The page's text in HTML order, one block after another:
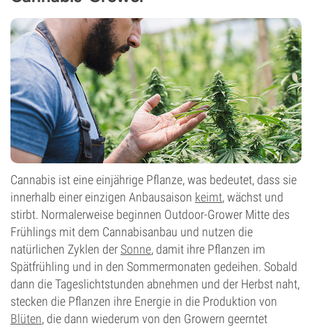
Cannabis ist eine einjährige Pflanze, was bedeutet, dass sie
innerhalb einer einzigen Anbausaison keimt, wächst und
stirbt. Normalerweise beginnen Outdoor-Grower Mitte des
Frühlings mit dem Cannabisanbau und nutzen die
natürlichen Zyklen der Sonne, damit ihre Pflanzen im
Spätfrühling und in den Sommermonaten gedeihen. Sobald
dann die Tageslichtstunden abnehmen und der Herbst naht,
stecken die Pflanzen ihre Energie in die Produktion von
Blüten, die dann wiederum von den Growern geerntet